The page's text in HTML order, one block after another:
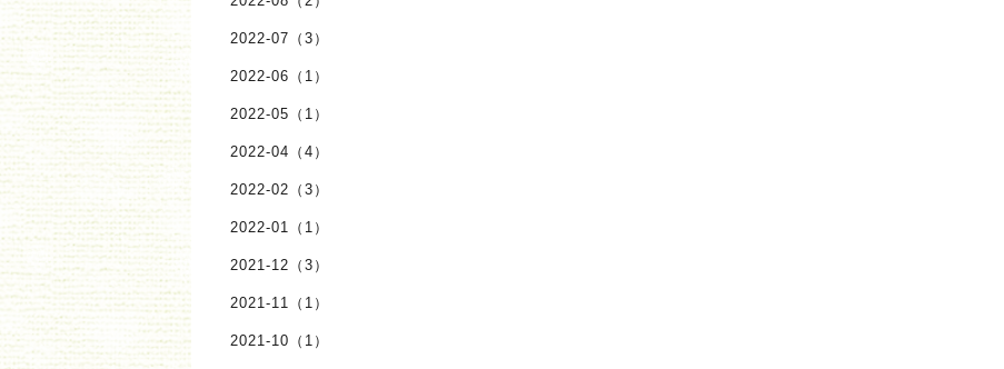
2022-07（3）
2022-06（1）
2022-05（1）
2022-04（4）
2022-02（3）
2022-01（1）
2021-12（3）
2021-11（1）
2021-10（1）